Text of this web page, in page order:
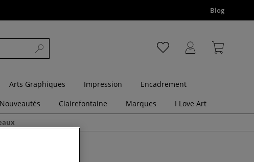
Blog
Arts Graphiques Impression
Encadrement
Clairefontaine Marques I Love Art